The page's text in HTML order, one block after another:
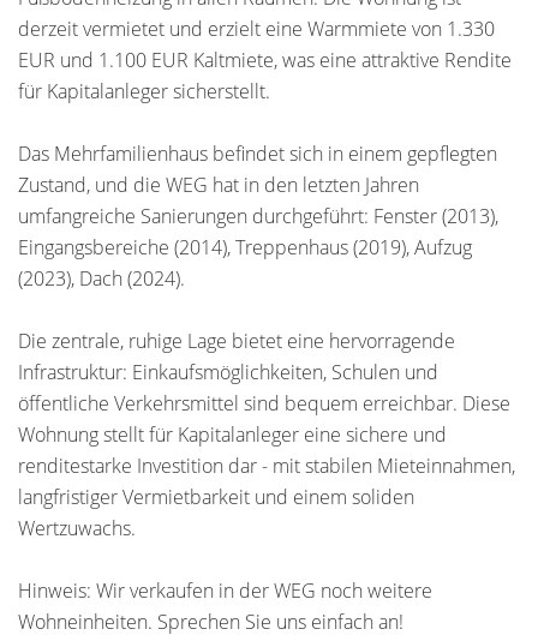
derzeit vermietet und erzielt eine Warmmiete von 1.330
EUR und 1.100 EUR Kaltmiete, was eine attraktive Rendite
für Kapitalanleger sicherstellt.
Das Mehrfamilienhaus befindet sich in einem gepflegten
Zustand, und die WEG hat in den letzten Jahren
umfangreiche Sanierungen durchgeführt: Fenster (2013),
Eingangsbereiche (2014), Treppenhaus (2019), Aufzug
(2023), Dach (2024).
Die zentrale, ruhige Lage bietet eine hervorragende
Infrastruktur: Einkaufsmöglichkeiten, Schulen und
öffentliche Verkehrsmittel sind bequem erreichbar. Diese
Wohnung stellt für Kapitalanleger eine sichere und
renditestarke Investition dar - mit stabilen Mieteinnahmen,
langfristiger Vermietbarkeit und einem soliden
Wertzuwachs.
Hinweis: Wir verkaufen in der WEG noch weitere
Wohneinheiten. Sprechen Sie uns einfach an!